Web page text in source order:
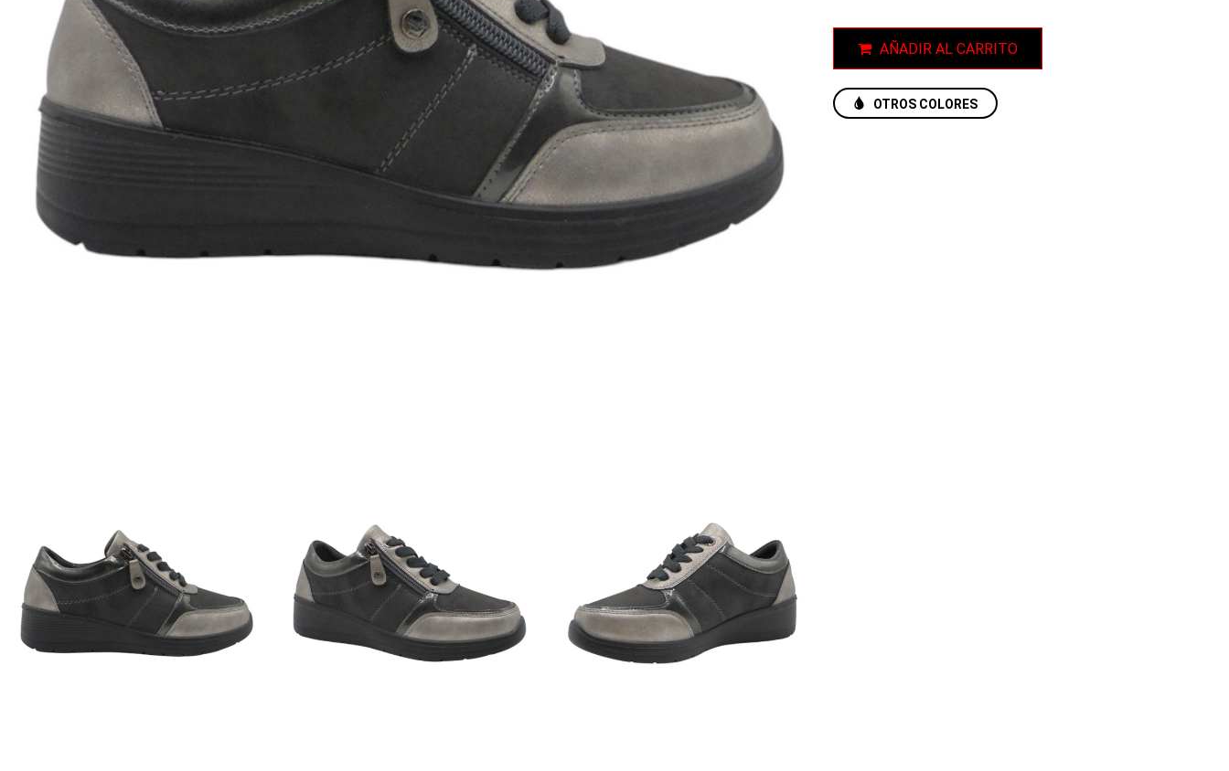
AÑADIR AL CARRITO
OTROS COLORES